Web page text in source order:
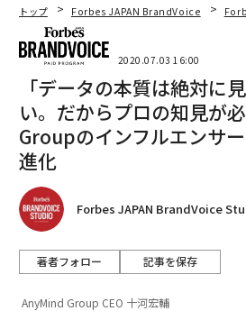
トップ Forbes JAPAN BrandVoice
2020.07.03 16:00
「データの本質は絶対に
い。だからプロの知見が
Groupのインフルエンサ
進化
Forbes JAPAN BrandVoice
著者フォロー 記事を保存
AnyMind Group CEO 十河宏輔